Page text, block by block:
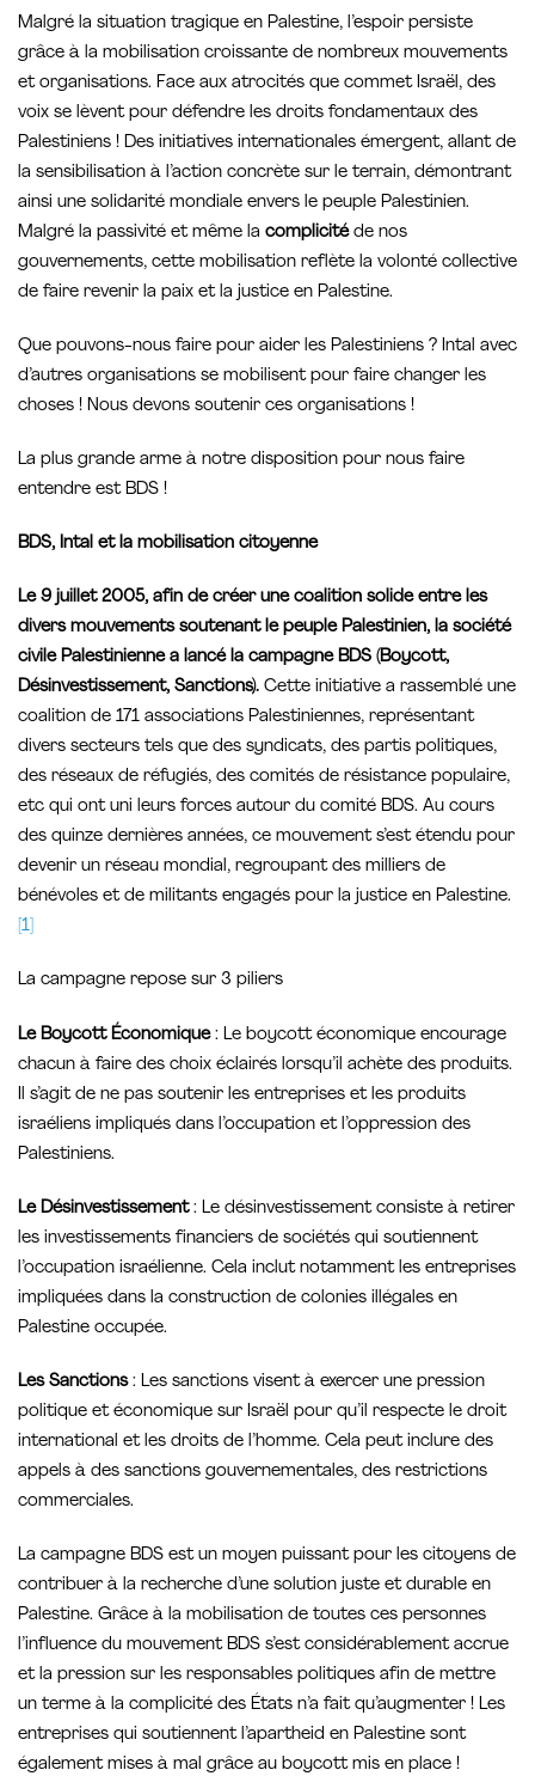
Malgré la situation tragique en Palestine, l’espoir persiste
grâce à la mobilisation croissante de nombreux mouvements
et organisations. Face aux atrocités que commet Israël, des
voix se lèvent pour défendre les droits fondamentaux des
Palestiniens ! Des initiatives internationales émergent, allant de
la sensibilisation à l’action concrète sur le terrain, démontrant
ainsi une solidarité mondiale envers le peuple Palestinien.
Malgré la passivité et même la complicitéde nos
gouvernements, cette mobilisation reflète la volonté collective
de faire revenir la paix et la justice en Palestine.
Que pouvons-nous faire pour aider les Palestiniens ? Intal avec
d’autres organisations se mobilisent pour faire changer les
choses ! Nous devons soutenir ces organisations !
La plus grande arme à notre disposition pour nous faire
entendre est BDS !
BDS, Intal et la mobilisation citoyenne
Le 9 juillet 2005, afin de créer une coalition solide entre les
divers mouvements soutenant le peuple Palestinien, la société
civile Palestinienne a lancé la campagne BDS (Boycott,
Désinvestissement, Sanctions). Cette initiative a rassemblé une
coalition de 171 associations Palestiniennes, représentant
divers secteurs tels que des syndicats, des partis politiques,
des réseaux de réfugiés, des comités de résistance populaire,
etc qui ont uni leurs forces autour du comité BDS. Au cours
des quinze dernières années, ce mouvement s’est étendu pour
devenir un réseau mondial, regroupant des milliers de
bénévoles et de militants engagés pour la justice en Palestine.
[1]
La campagne repose sur 3 piliers
Le Boycott Économique: Le boycott économique encourage
chacun à faire des choix éclairés lorsqu’il achète des produits.
Il s’agit de ne pas soutenir les entreprises et les produits
israéliens impliqués dans l’occupation et l’oppression des
Palestiniens.
Le Désinvestissement: Le désinvestissement consiste à retirer
les investissements financiers de sociétés qui soutiennent
l’occupation israélienne. Cela inclut notamment les entreprises
impliquées dans la construction de colonies illégales en
Palestine occupée.
Les Sanctions: Les sanctions visent à exercer une pression
politique et économique sur Israël pour qu’il respecte le droit
international et les droits de l’homme. Cela peut inclure des
appels à des sanctions gouvernementales, des restrictions
commerciales.
La campagne BDS est un moyen puissant pour les citoyens de
contribuer à la recherche d’une solution juste et durable en
Palestine. Grâce à la mobilisation de toutes ces personnes
l’influence du mouvement BDS s’est considérablement accrue
et la pression sur les responsables politiques afin de mettre
un terme à la complicité des États n’a fait qu’augmenter ! Les
entreprises qui soutiennent l’apartheid en Palestine sont
également mises à mal grâce au boycott mis en place !